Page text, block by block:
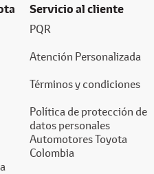
Servicio al cliente
PQR
Atención Personalizada
Términos y condiciones
Política de protección de
datos personales
Automotores Toyota
Colombia